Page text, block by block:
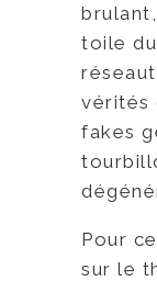
toile
vérités
fakes
Pour
sur le